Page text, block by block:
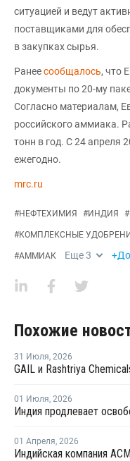
ситуацией и ведут
поставщиками для
в закупках сырья.
Ранеесообщалось, что
документы по 20-му
Согласно материалам,
российского аммиака.
тонн в год. С 24 апреля
ежегодно.
mrc.ru
#НЕФТЕХИМИЯ #ИНДИЯ #
#КОМПЛЕКСНЫЕ
#АММИАК Еще3
Похожие
31 Июля, 2026
01 Июля, 2026
01 Апреля, 2026